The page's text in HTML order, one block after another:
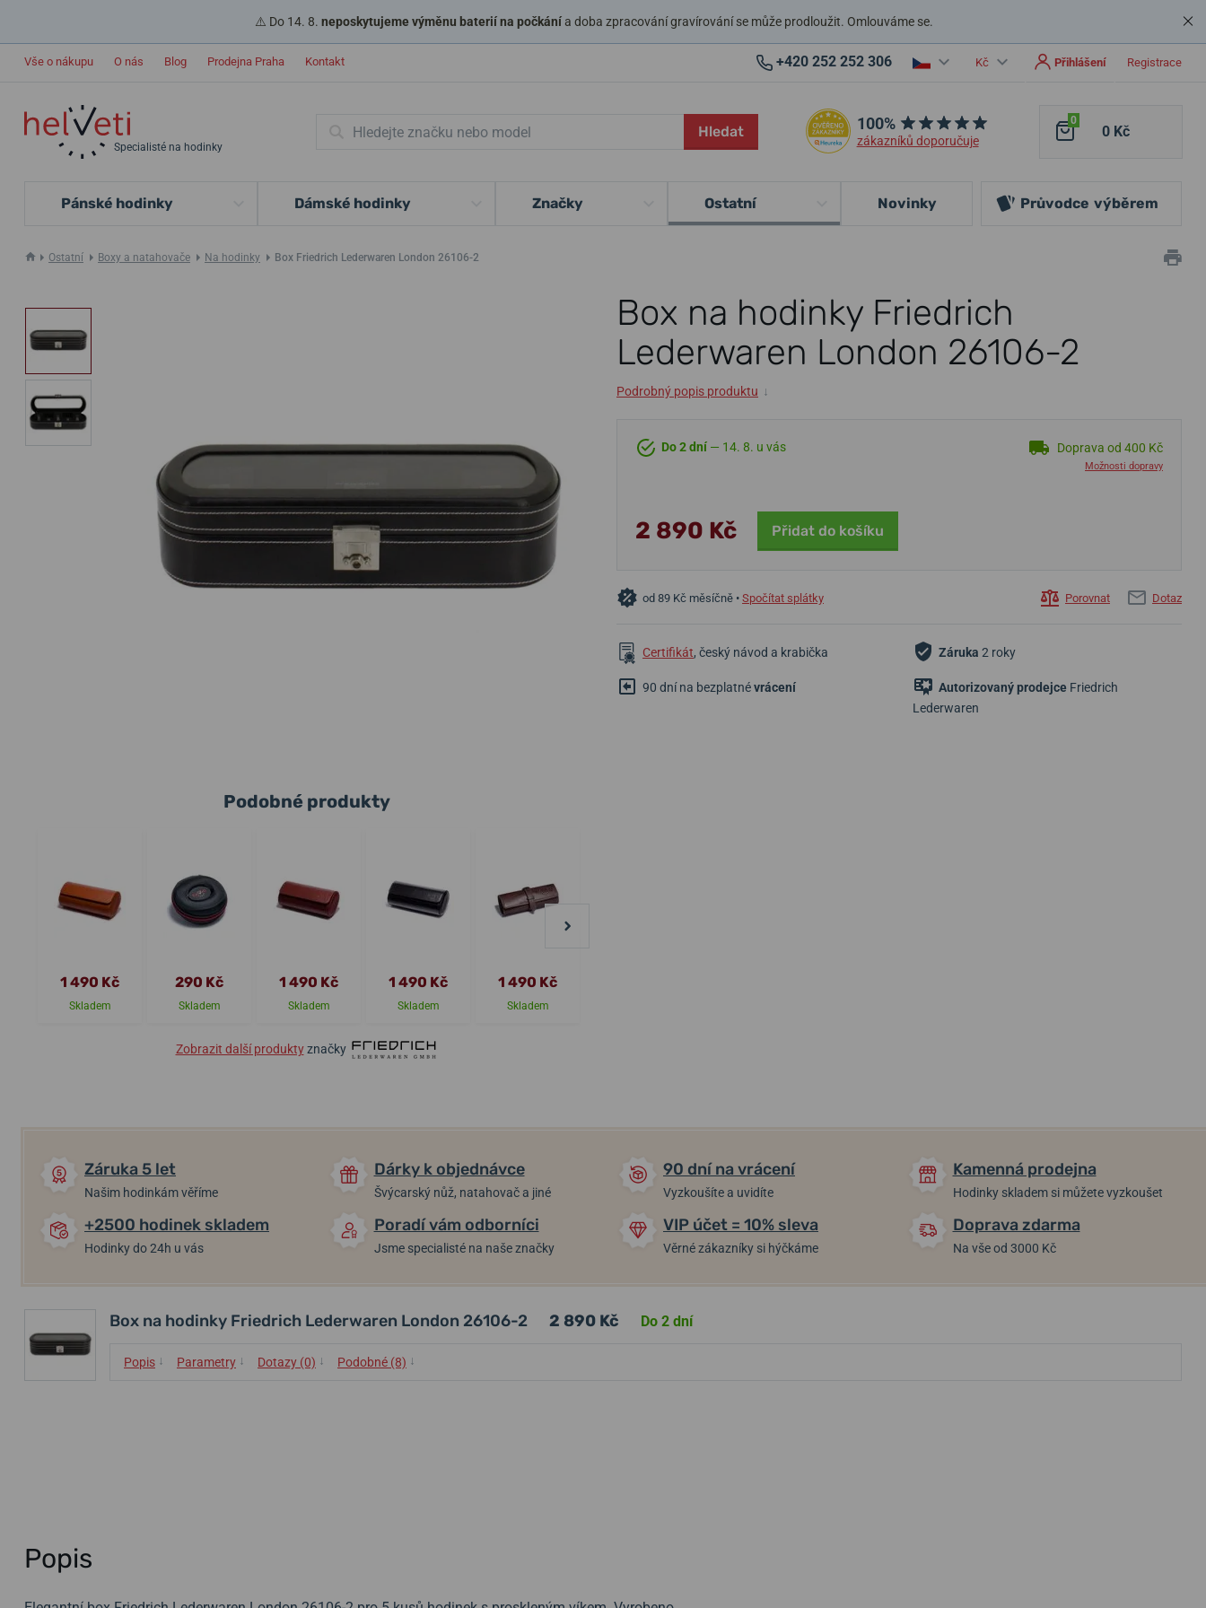
⚠️ Do 14. 8. neposkytujeme výměnu baterií na počkánía doba zpracování gravírování se může prodloužit. Omlouváme se.
Vše o nákupu O nás Blog Prodejna Praha Kontakt +420 252 252 306 Kč Přihlášení Registrace
Specialisté na hodinky
Hledat 100%
zákazníků doporučuje
0
0 Kč
Pánské hodinky Dámské hodinky Značky Ostatní Novinky Průvodce výběrem
Ostatní Boxy a natahovače Na hodinky Box Friedrich Lederwaren London 26106-2
Box na hodinky Friedrich
Lederwaren London 26106-2
Podrobný popis produktu ↓
Do 2 dní — 14. 8. u vás Doprava od 400 Kč
Možnosti dopravy
2 890 Kč Přidat do košíku
od 89 Kč měsíčně • Spočítat splátky Porovnat Dotaz
Certifikát, český návod a krabička Záruka 2 roky
90 dní na bezplatnévrácení Autorizovaný prodejce Friedrich
Lederwaren
Podobné produkty
1 490 Kč
Skladem
290 Kč
Skladem
1 490 Kč
Skladem
1 490 Kč
Skladem
1 490 Kč
Skladem
Zobrazit další produktyznačky
Záruka 5 let
Našim hodinkám věříme
Dárky k objednávce
Švýcarský nůž, natahovač a jiné
90 dní na vrácení
Vyzkoušíte a uvidíte
Kamenná prodejna
Hodinky skladem si můžete vyzkoušet
+2500 hodinek skladem
Hodinky do 24h u vás
Poradí vám odborníci
Jsme specialisté na naše značky
VIP účet = 10% sleva
Věrné zákazníky si hýčkáme
Doprava zdarma
Na vše od 3000 Kč
Box na hodinky Friedrich Lederwaren London 26106-2 2 890 Kč Do 2 dní
Popis ↓ Parametry ↓ Dotazy (0) ↓ Podobné (8) ↓
Popis